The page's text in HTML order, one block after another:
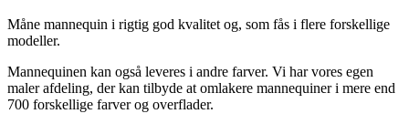
antal
Måne mannequin i rigtig god kvalitet og, som fås i flere forskellige
modeller.
Mannequinen kan også leveres i andre farver. Vi har vores egen
maler afdeling, der kan tilbyde at omlakere mannequiner i mere end
700 forskellige farver og overflader.